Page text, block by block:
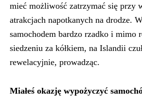
mieć możliwość zatrzymać się przy
atrakcjach napotkanych na drodze.
samochodem bardzo rzadko i mimo
siedzeniu za kółkiem, na Islandii
rewelacyjnie, prowadząc.
Miałeś okazję wypożyczyć